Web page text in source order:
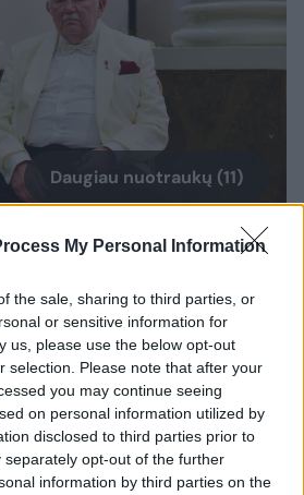
My Personal Information
the sale, sharing to third parties, or
or sensitive information for
us, please use the below opt-out
selection. Please note that after your
you may continue seeing
on personal information utilized by
disclosed to third parties prior to
separately opt-out of the further
information by third parties on the
Daugiau nuotraukų (11)
tai buvo viena didžiausių
Tačiau prieš porą metų jis
pakeisti savo gyvenimą:
penkerių aš nusprendžiau,
pabaigti savo, kaip